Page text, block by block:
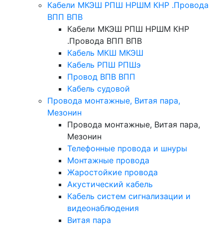
Кабели МКЭШ РПШ НРШМ КНР .Провода
ВПП ВПВ
Кабели МКЭШ РПШ НРШМ КНР
.Провода ВПП ВПВ
Кабель МКШ МКЭШ
Кабель РПШ РПШэ
Провод ВПВ ВПП
Кабель судовой
Провода монтажные, Витая пара,
Мезонин
Провода монтажные, Витая пара,
Мезонин
Телефонные провода и шнуры
Монтажные провода
Жаростойкие провода
Акустический кабель
Кабель систем сигнализации и
видеонаблюдения
Витая пара